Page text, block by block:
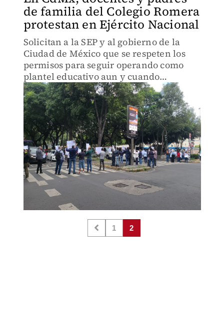
de familia del Colegio Romera
protestan en Ejército Nacional
Solicitan a la SEP y al gobierno de la
Ciudad de México que se respeten los
permisos para seguir operando como
plantel educativo aun y cuando
cambiaron de domicilio a unos metros
de las instalaciones originales.
1 2